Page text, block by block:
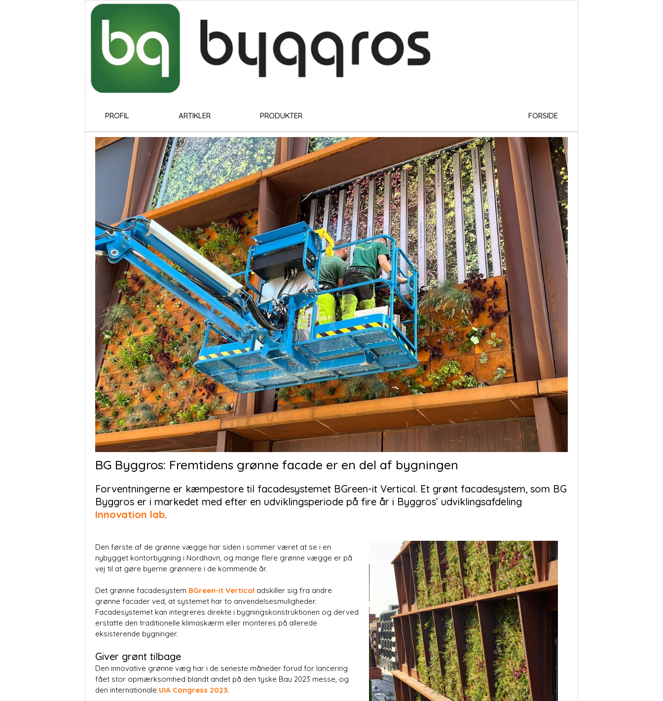
PROFIL ARTIKLER PRODUKTER FORSIDE
BG Byggros: Fremtidens grønne facade er en del af bygningen
Forventningerne er kæmpestore til facadesystemet BGreen-it Vertical. Et grønt facadesystem, som BG
Byggros er i markedet med efter en udviklingsperiode på fire år i Byggros’ udviklingsafdeling
Innovation lab.
Den første af de grønne vægge har siden i sommer været at se i en
nybygget kontorbygning i Nordhavn, og mange flere grønne vægge er på
vej til at gøre byerne grønnere i de kommende år.
Det grønne facadesystem BGreen-it Vertical adskiller sig fra andre
grønne facader ved, at systemet har to anvendelsesmuligheder.
Facadesystemet kan integreres direkte i bygningskonstruktionen og derved
erstatte den traditionelle klimaskærm eller monteres på allerede
eksisterende bygninger.
Giver grønt tilbage
Den innovative grønne væg har i de seneste måneder forud for lancering
fået stor opmærksomhed blandt andet på den tyske Bau 2023 messe, og
den internationale UIA Congress 2023.